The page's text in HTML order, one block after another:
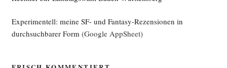
Experimentell: meine SF- und Fantasy-Rezensionen in
durchsuchbarer Form(Google AppSheet)